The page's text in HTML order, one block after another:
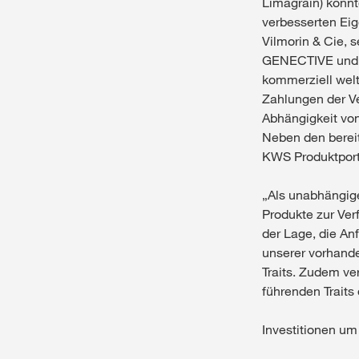
verbesserten
Vilmorin & Cie,
GENECTIVE
kommerziell
Zahlungen der
Abhängigkeit
Neben den
KWS
„Als
Produkte zur
der Lage, die
unserer
Traits. Zudem
führenden
Investitionen